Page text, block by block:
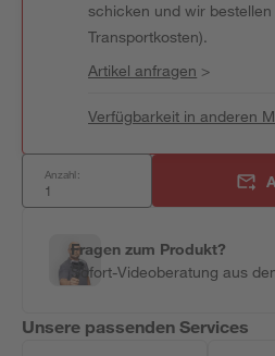
schicken und wir
Transportkosten).
Artikel anfragen >
Verfügbarkeit in anderen
Anzahl:
Fragen zum Produkt?
Sofort-Videoberatung aus
Unsere passenden Services